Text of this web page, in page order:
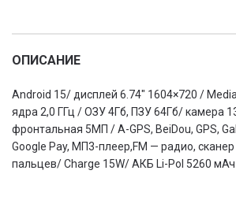
ОПИСАНИЕ
Android 15/ дисплей 6.74″ 1604×720 /
ядра 2,0 ГГц / ОЗУ 4Гб, ПЗУ 64Гб/ камера
фронтальная 5МП / A-GPS, BeiDou, GPS,
Google Pay, МП3-плеер,FM — радио, сканер
пальцев/ Charge 15W/ АКБ Li-Pol 5260 мАч